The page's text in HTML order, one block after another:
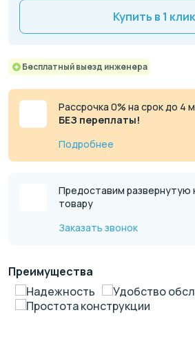
Купить в 1 клик
Бесплатный выезд инженера
Рассрочка 0% на срок до 4
БЕЗ переплаты!
Подробнее
Предоставим развернутую
товару
Заказать звонок
Преимущества
Надежность
Удобство
Простота конструкции